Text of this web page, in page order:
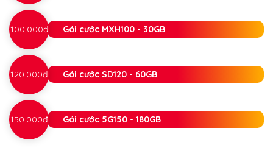
100.000đ Gói cước MXH100 - 30GB
120.000đ Gói cước SD120 - 60GB
150.000đ Gói cước 5G150 - 180GB